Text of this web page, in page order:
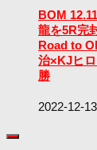
BOM
龍を5R完
Road to
治×KJヒ
勝
2022-12-13